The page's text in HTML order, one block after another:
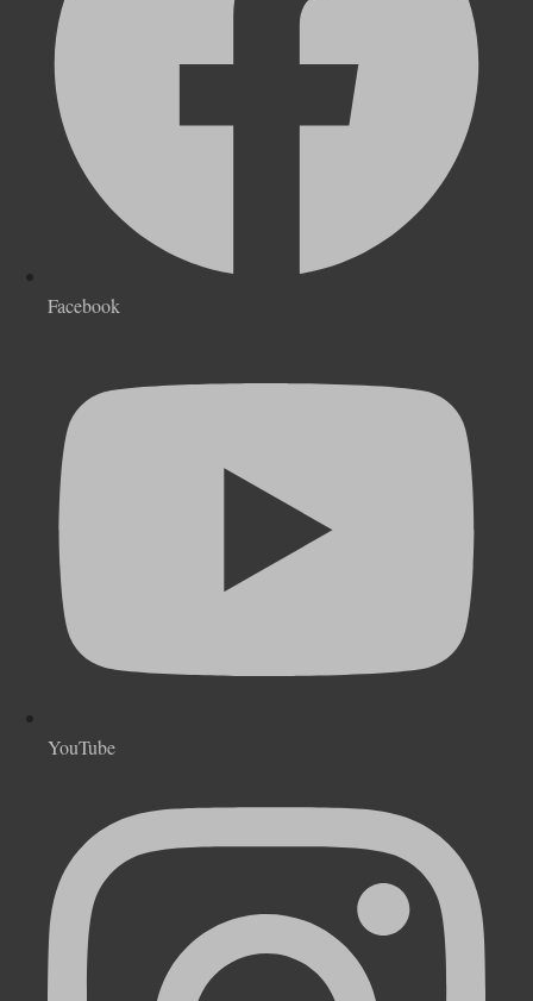
Facebook
YouTube